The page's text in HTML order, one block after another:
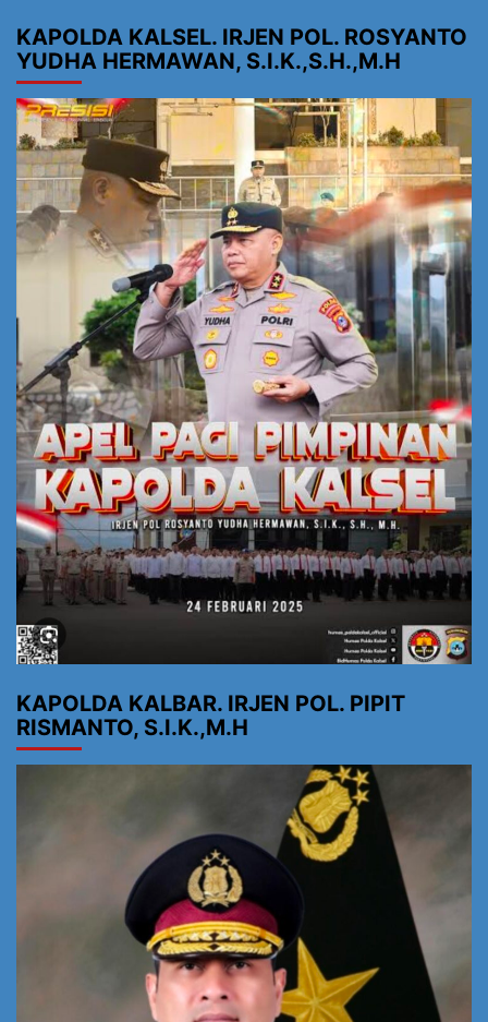
KAPOLDA KALSEL. IRJEN POL. ROSYANTO
YUDHA HERMAWAN, S.I.K.,S.H.,M.H
KAPOLDA KALBAR. IRJEN POL. PIPIT
RISMANTO, S.I.K.,M.H